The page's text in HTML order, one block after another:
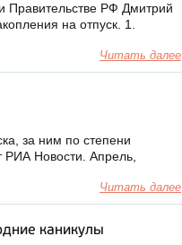
Правительстве РФ Дмитрий
на отпуск. 1.
Читать далее
за ним по степени
РИА Новости. Апрель,
Читать далее
каникулы